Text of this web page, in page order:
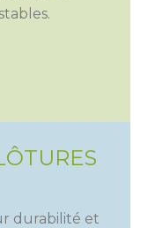
durabilité et